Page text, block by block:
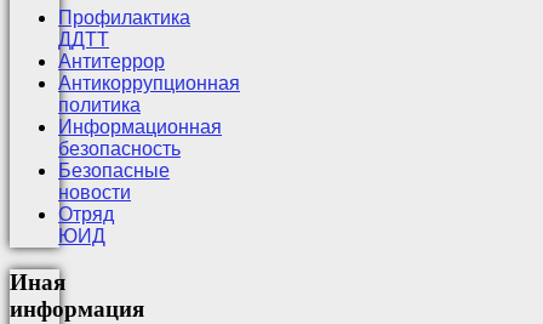
Профилактика
ДДТТ
Антитеррор
Антикоррупционная
политика
Информационная
безопасность
Безопасные
новости
Отряд
ЮИД
Иная
информация